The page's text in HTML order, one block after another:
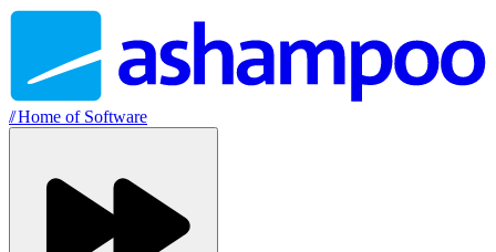
//Home of Software